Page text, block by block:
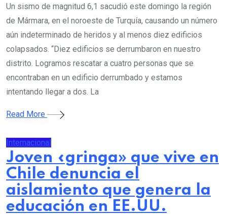
Un sismo de magnitud 6,1 sacudió este domingo la región
de Mármara, en el noroeste de Turquía, causando un número
aún indeterminado de heridos y al menos diez edificios
colapsados. “Diez edificios se derrumbaron en nuestro
distrito. Logramos rescatar a cuatro personas que se
encontraban en un edificio derrumbado y estamos
intentando llegar a dos. La
Read More
Internacional
Joven «gringa» que vive en
Chile denuncia el
aislamiento que genera la
educación en EE.UU.